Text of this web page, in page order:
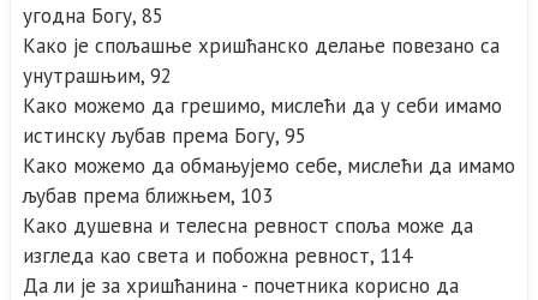
угодна Богу, 85
Како је спољашње хришћанско делање повезано са
унутрашњим, 92
Како можемо да грешимо, мислећи да у себи имамо
истинску љубав према Богу, 95
Како можемо да обмањујемо себе, мислећи да имамо
љубав према ближњем, 103
Како душевна и телесна ревност споља може да
изгледа као света и побожна ревност, 114
Да ли је за хришћанина - почетника корисно да